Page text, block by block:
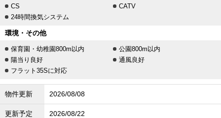
CS
CATV
24時間換気システム
環境・その他
保育園・幼稚園800m以内
公園800m以内
陽当り良好
通風良好
フラット35Sに対応
物件更新 2026/08/08
更新予定 2026/08/22